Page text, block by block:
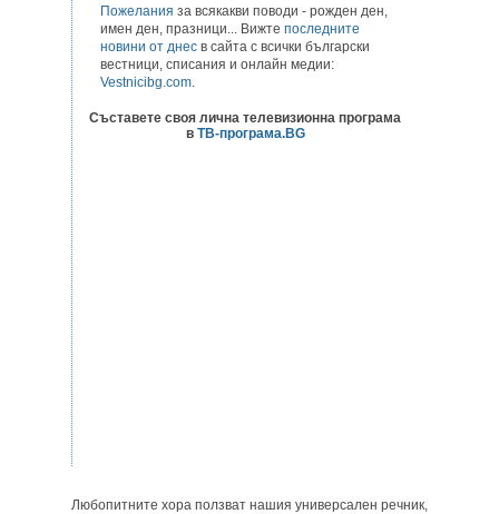
Пожелания за всякакви поводи - рожден ден,
имен ден, празници... Вижте последните
новини от днес в сайта с всички български
вестници, списания и онлайн медии:
Vestnicibg.com.
Съставете своя лична телевизионна програма
в ТВ-програма.BG
Любопитните хора ползват нашия универсален речник,